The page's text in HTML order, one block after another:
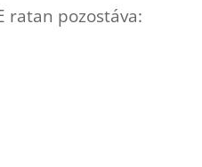
ratan pozostáva: